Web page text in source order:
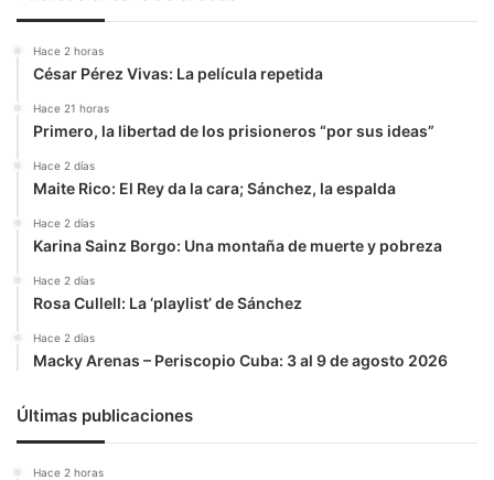
Hace 2 horas
César Pérez Vivas: La película repetida
Hace 21 horas
Primero, la libertad de los prisioneros “por sus ideas”
Hace 2 días
Maite Rico: El Rey da la cara; Sánchez, la espalda
Hace 2 días
Karina Sainz Borgo: Una montaña de muerte y pobreza
Hace 2 días
Rosa Cullell: La ‘playlist’ de Sánchez
Hace 2 días
Macky Arenas – Periscopio Cuba: 3 al 9 de agosto 2026
Últimas publicaciones
Hace 2 horas